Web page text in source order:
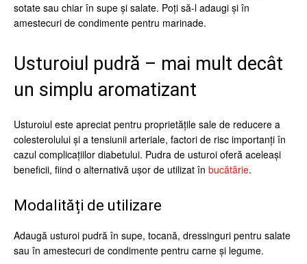
sotate sau chiar în supe și salate. Poți să-l adaugi și în
amestecuri de condimente pentru marinade.
Usturoiul pudră – mai mult decât
un simplu aromatizant
Usturoiul este apreciat pentru proprietățile sale de reducere a
colesterolului și a tensiunii arteriale, factori de risc importanți în
cazul complicațiilor diabetului. Pudra de usturoi oferă aceleași
beneficii, fiind o alternativă ușor de utilizat în bucătărie.
Modalități de utilizare
Adaugă usturoi pudră în supe, tocană, dressinguri pentru salate
sau în amestecuri de condimente pentru carne și legume.